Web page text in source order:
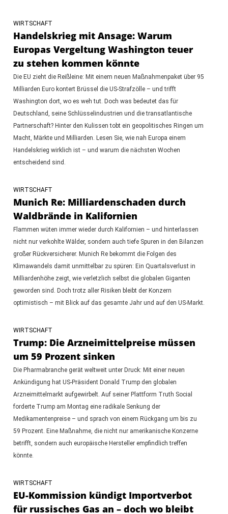
WIRTSCHAFT
Handelskrieg mit Ansage: Warum
Europas Vergeltung Washington teuer
zu stehen kommen könnte
Die EU zieht die Reißleine: Mit einem neuen Maßnahmenpaket über 95
Milliarden Euro kontert Brüssel die US-Strafzölle – und trifft
Washington dort, wo es weh tut. Doch was bedeutet das für
Deutschland, seine Schlüsselindustrien und die transatlantische
Partnerschaft? Hinter den Kulissen tobt ein geopolitisches Ringen um
Macht, Märkte und Milliarden. Lesen Sie, wie nah Europa einem
Handelskrieg wirklich ist – und warum die nächsten Wochen
entscheidend sind.
WIRTSCHAFT
Munich Re: Milliardenschaden durch
Waldbrände in Kalifornien
Flammen wüten immer wieder durch Kalifornien – und hinterlassen
nicht nur verkohlte Wälder, sondern auch tiefe Spuren in den Bilanzen
großer Rückversicherer. Munich Re bekommt die Folgen des
Klimawandels damit unmittelbar zu spüren: Ein Quartalsverlust in
Milliardenhöhe zeigt, wie verletzlich selbst die globalen Giganten
geworden sind. Doch trotz aller Risiken bleibt der Konzern
optimistisch – mit Blick auf das gesamte Jahr und auf den US-Markt.
WIRTSCHAFT
Trump: Die Arzneimittelpreise müssen
um 59 Prozent sinken
Die Pharmabranche gerät weltweit unter Druck: Mit einer neuen
Ankündigung hat US-Präsident Donald Trump den globalen
Arzneimittelmarkt aufgewirbelt. Auf seiner Plattform Truth Social
forderte Trump am Montag eine radikale Senkung der
Medikamentenpreise – und sprach von einem Rückgang um bis zu
59 Prozent. Eine Maßnahme, die nicht nur amerikanische Konzerne
betrifft, sondern auch europäische Hersteller empfindlich treffen
könnte.
WIRTSCHAFT
EU-Kommission kündigt Importverbot
für russisches Gas an – doch wo bleibt